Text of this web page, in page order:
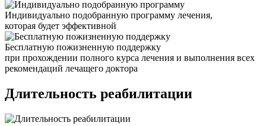
Индивидуально подобранную программу лечения,
которая будет эффективной
Бесплатную пожизненную поддержку
при прохождении полного курса лечения и выполнения всех
рекомендаций лечащего доктора
Длительность реабилитации